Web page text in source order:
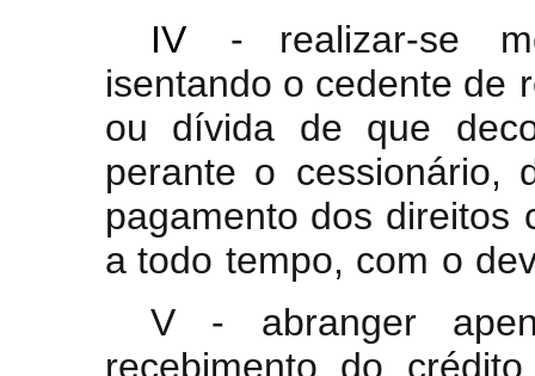
IV - realizar-se
isentando o cedente de
ou
dívida de que
perante o cessionário,
pagamento dos direitos
a todo tempo, com o
V - abranger
recebimento do